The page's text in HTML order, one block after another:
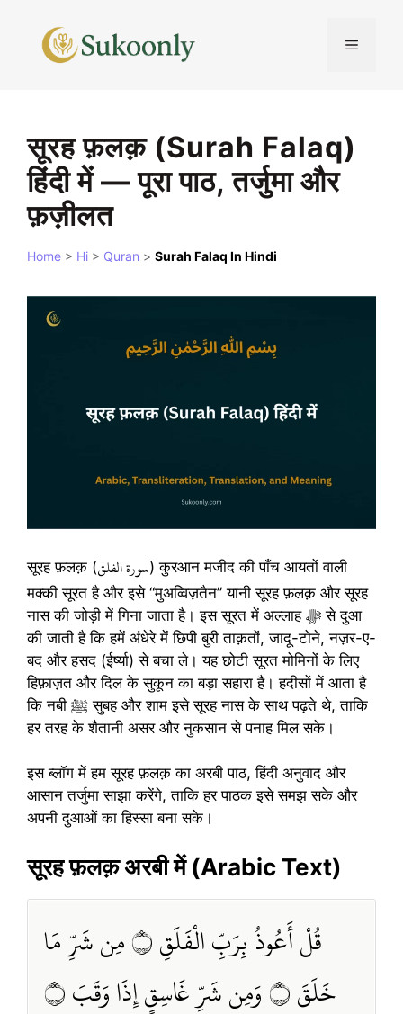
content
MENU
सूरह फ़लक़ (Surah Falaq)
हिंदी में — पूरा पाठ, तर्जुमा और
फ़ज़ीलत
Home > Hi > Quran > Surah Falaq In Hindi
सूरह फ़लक़ (سورة الفلق) कुरआन मजीद की पाँच आयतों वाली
मक्की सूरत है और इसे “मुअव्विज़तैन” यानी सूरह फ़लक़ और सूरह
नास की जोड़ी में गिना जाता है। इस सूरत में अल्लाह ﷻ से दुआ
की जाती है कि हमें अंधेरे में छिपी बुरी ताक़तों, जादू-टोने, नज़र-ए-
बद और हसद (ईर्ष्या) से बचा ले। यह छोटी सूरत मोमिनों के लिए
हिफ़ाज़त और दिल के सुकून का बड़ा सहारा है। हदीसों में आता है
कि नबी ﷺ सुबह और शाम इसे सूरह नास के साथ पढ़ते थे, ताकि
हर तरह के शैतानी असर और नुकसान से पनाह मिल सके।
इस ब्लॉग में हम सूरह फ़लक़ का अरबी पाठ, हिंदी अनुवाद और
आसान तर्जुमा साझा करेंगे, ताकि हर पाठक इसे समझ सके और
अपनी दुआओं का हिस्सा बना सके।
सूरह फ़लक़ अरबी में (Arabic Text)
قُلْ أَعُوذُ بِرَبِّ الْفَلَقِ ۝ مِن شَرِّ مَا
خَلَقَ ۝ وَمِن شَرِّ غَاسِقٍ إِذَا وَقَبَ ۝